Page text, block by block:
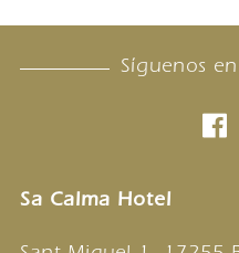
Síguenos
Sa Calma Hotel